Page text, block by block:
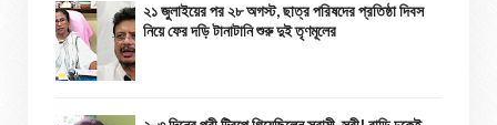
২১ জুলাইয়ের পর ২৮ অগস্ট, ছাত্র পরিষদের প্রতিষ্ঠা দিবস
নিয়ে ফের দড়ি টানাটানি শুরু দুই তৃণমূলের